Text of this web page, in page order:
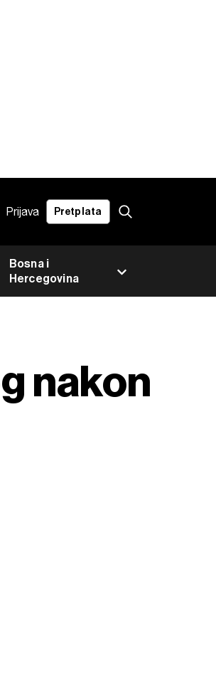
Prijava Pretplata
Bosna i
Hercegovina
nakon